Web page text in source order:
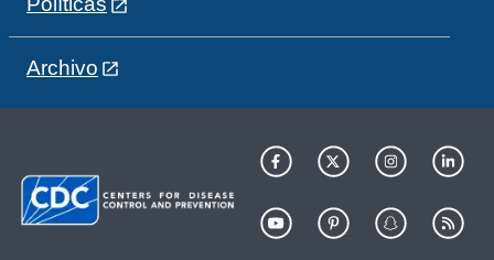
Archivo